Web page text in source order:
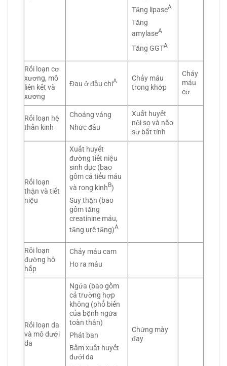
Tăng lipaseA
Tăng
amylaseA
Tăng GGTA
Rối loạn cơ
xương, mô
liên kết và
xương
Đau ở đầu chiA
Chảy máu
trong khớp
Cháy
máu
cơ
Rối loạn hệ
thần kinh
Choáng váng
Nhức đầu
Xuất huyết
nội sọ và não
sự bất tỉnh
Rối loạn
thận và tiết
niệu
Xuất huyết
đường tiết niệu
sinh dục (bao
gồm cả tiểu máu
và rong kinhB)
Suy thận (bao
gồm tăng
creatinine máu,
tăng urê tăng)A
Rối loạn
đường hô
hấp
Chảy máu cam
Ho ra máu
Rối loạn da
và mô dưới
da
Ngứa (bao gồm
cả trường hợp
không (phổ biến
của bệnh ngứa
toàn thân)
Phát ban
Bầm xuất huyết
dưới da
Chứng mày
đay